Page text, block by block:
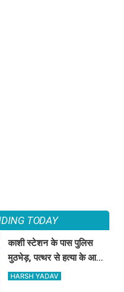
TODAY
काशी स्टेशन के पास पुलिस
मुठभेड़, पत्थर से हत्या के आरोपी
ताजिम के पैर में लगी गोली
HARSH YADAV